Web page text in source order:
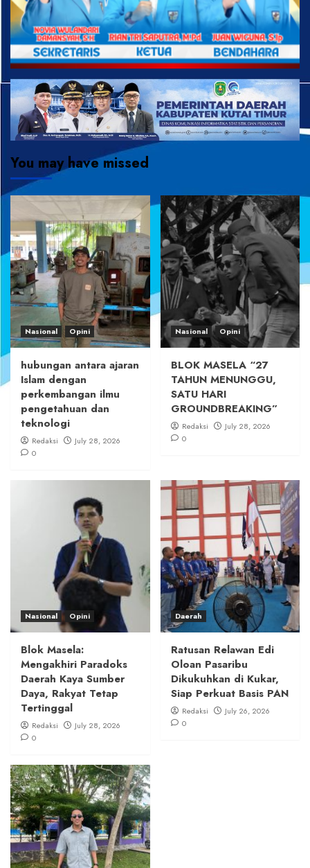
You may have missed
Nasional Opini
hubungan antara ajaran
Islam dengan
perkembangan ilmu
pengetahuan dan
teknologi
Redaksi
July 28, 2026
0
Nasional Opini
BLOK MASELA “27
TAHUN MENUNGGU,
SATU HARI
GROUNDBREAKING”
Redaksi
July 28, 2026
0
Nasional Opini
Blok Masela:
Mengakhiri Paradoks
Daerah Kaya Sumber
Daya, Rakyat Tetap
Tertinggal
Redaksi
July 28, 2026
0
Daerah
Ratusan Relawan Edi
Oloan Pasaribu
Dikukuhkan di Kukar,
Siap Perkuat Basis PAN
Redaksi
July 26, 2026
0